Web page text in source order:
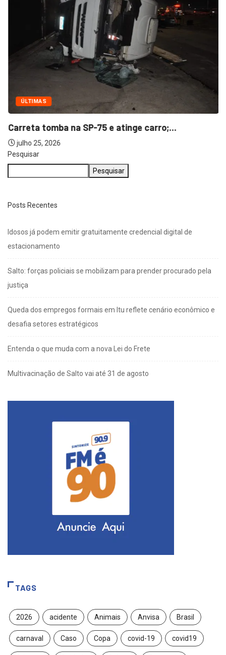
ÚLTIMAS
Carreta tomba na SP-75 e atinge carro;...
julho 25, 2026
Pesquisar
Pesquisar
Posts Recentes
Idosos já podem emitir gratuitamente credencial digital de
estacionamento
Salto: forças policiais se mobilizam para prender procurado pela
justiça
Queda dos empregos formais em Itu reflete cenário econômico e
desafia setores estratégicos
Entenda o que muda com a nova Lei do Frete
Multivacinação de Salto vai até 31 de agosto
TAGS
2026 acidente Animais Anvisa Brasil
carnaval Caso Copa covid-19 covid19